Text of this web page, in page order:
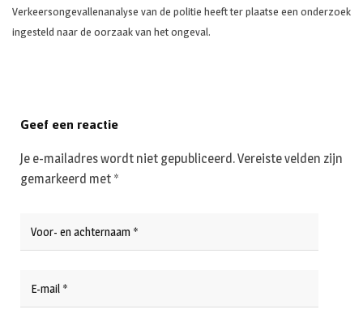
Verkeersongevallenanalyse van de politie heeft ter plaatse een onderzoek
ingesteld naar de oorzaak van het ongeval.
Geef een reactie
Je e-mailadres wordt niet gepubliceerd.Vereiste velden zijn
gemarkeerd met *